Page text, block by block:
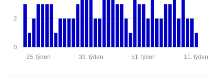
0
2
11. týden
51. týden
39. týden
25. týden